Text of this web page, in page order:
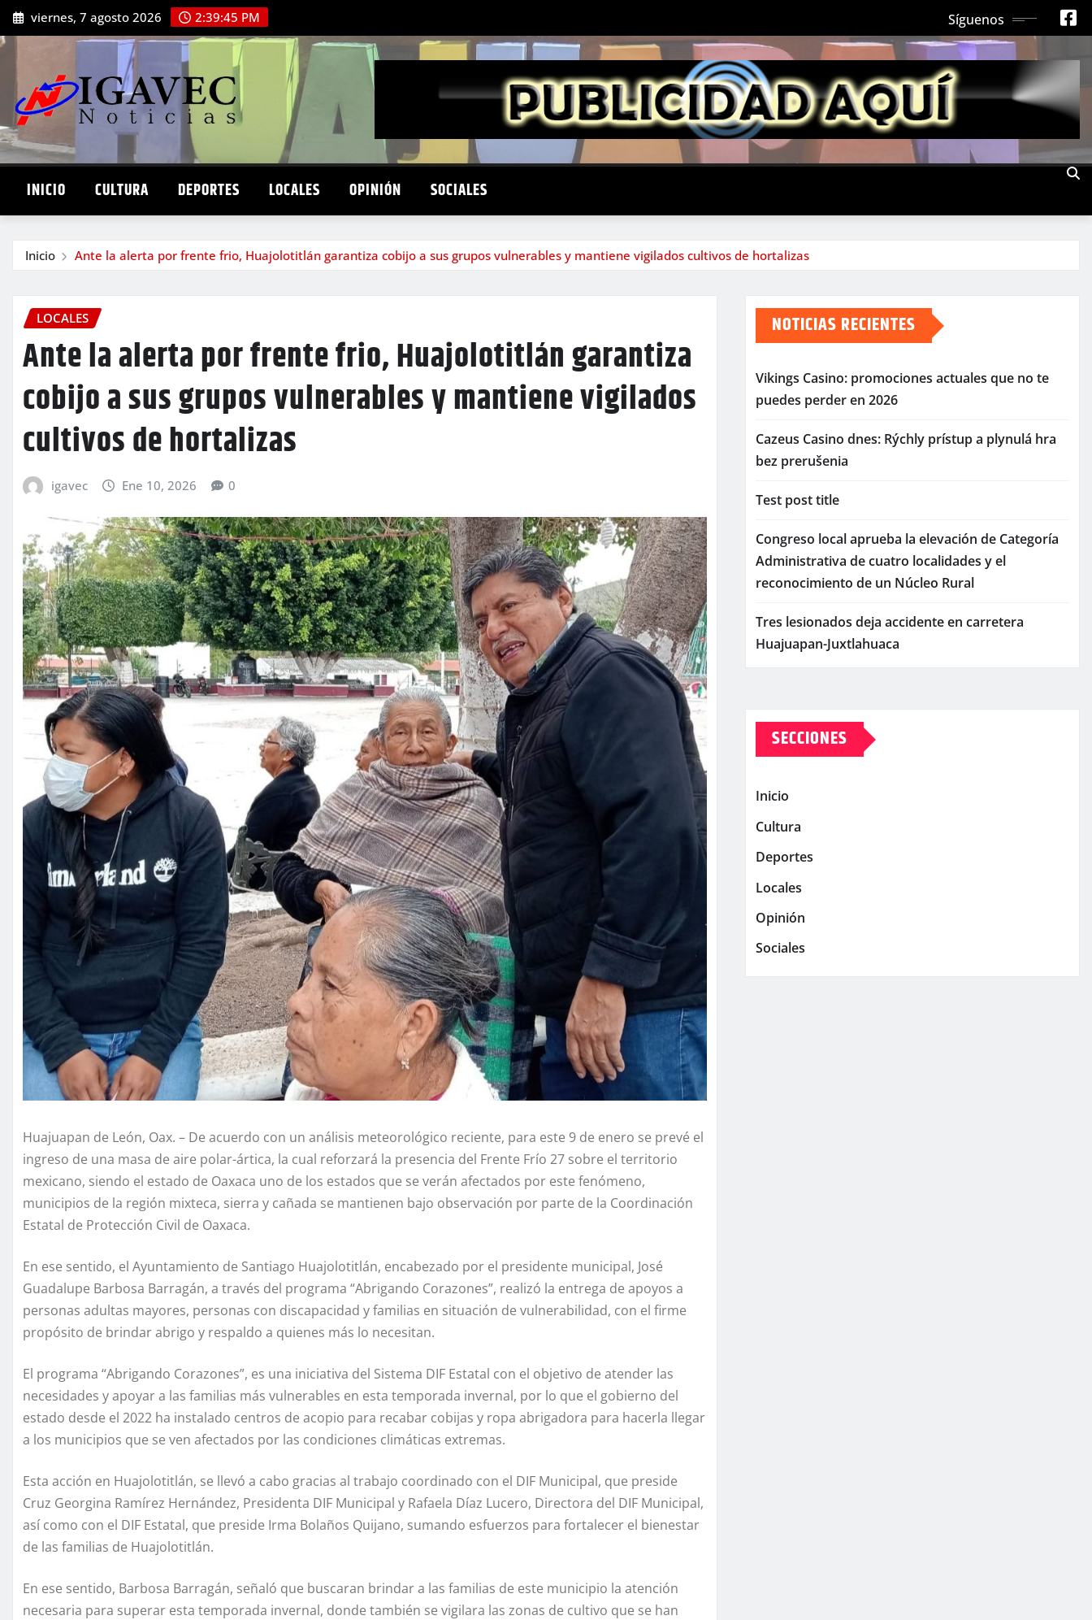
Saltar
al
contenido
viernes, 7 agosto 2026 2:39:46 PM Síguenos
INICIO CULTURA DEPORTES LOCALES OPINIÓN SOCIALES
Inicio Ante la alerta por frente frio, Huajolotitlán garantiza cobijo a sus grupos vulnerables y mantiene vigilados cultivos de hortalizas
LOCALES
Ante la alerta por frente frio, Huajolotitlán garantiza
cobijo a sus grupos vulnerables y mantiene vigilados
cultivos de hortalizas
igavec Ene 10, 2026 0
Huajuapan de León, Oax. – De acuerdo con un análisis meteorológico reciente, para este 9 de enero se prevé el
ingreso de una masa de aire polar-ártica, la cual reforzará la presencia del Frente Frío 27 sobre el territorio
mexicano, siendo el estado de Oaxaca uno de los estados que se verán afectados por este fenómeno,
municipios de la región mixteca, sierra y cañada se mantienen bajo observación por parte de la Coordinación
Estatal de Protección Civil de Oaxaca.
En ese sentido, el Ayuntamiento de Santiago Huajolotitlán, encabezado por el presidente municipal, José
Guadalupe Barbosa Barragán, a través del programa “Abrigando Corazones”, realizó la entrega de apoyos a
personas adultas mayores, personas con discapacidad y familias en situación de vulnerabilidad, con el firme
propósito de brindar abrigo y respaldo a quienes más lo necesitan.
El programa “Abrigando Corazones”, es una iniciativa del Sistema DIF Estatal con el objetivo de atender las
necesidades y apoyar a las familias más vulnerables en esta temporada invernal, por lo que el gobierno del
estado desde el 2022 ha instalado centros de acopio para recabar cobijas y ropa abrigadora para hacerla llegar
a los municipios que se ven afectados por las condiciones climáticas extremas.
Esta acción en Huajolotitlán, se llevó a cabo gracias al trabajo coordinado con el DIF Municipal, que preside
Cruz Georgina Ramírez Hernández, Presidenta DIF Municipal y Rafaela Díaz Lucero, Directora del DIF Municipal,
así como con el DIF Estatal, que preside Irma Bolaños Quijano, sumando esfuerzos para fortalecer el bienestar
de las familias de Huajolotitlán.
En ese sentido, Barbosa Barragán, señaló que buscaran brindar a las familias de este municipio la atención
necesaria para superar esta temporada invernal, donde también se vigilara las zonas de cultivo que se han
NOTICIAS RECIENTES
Vikings Casino: promociones actuales que no te
puedes perder en 2026
Cazeus Casino dnes: Rýchly prístup a plynulá hra
bez prerušenia
Test post title
Congreso local aprueba la elevación de Categoría
Administrativa de cuatro localidades y el
reconocimiento de un Núcleo Rural
Tres lesionados deja accidente en carretera
Huajuapan-Juxtlahuaca
SECCIONES
Inicio
Cultura
Deportes
Locales
Opinión
Sociales